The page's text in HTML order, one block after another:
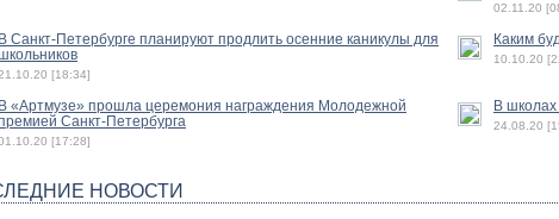
02.11.20
В Санкт-Петербурге планируют продлить осенние каникулы для
[18:34]
Каким
10.10.20
В «Артмузе» прошла церемония награждения Молодежной
Санкт-Петербурга
[17:28]
В школах
24.08.20
НОВОСТИ